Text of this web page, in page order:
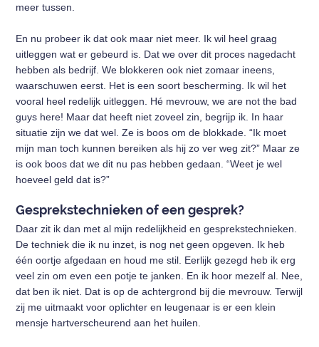
meer tussen.
En nu probeer ik dat ook maar niet meer. Ik wil heel graag
uitleggen wat er gebeurd is. Dat we over dit proces nagedacht
hebben als bedrijf. We blokkeren ook niet zomaar ineens,
waarschuwen eerst. Het is een soort bescherming. Ik wil het
vooral heel redelijk uitleggen. Hé mevrouw, we are not the bad
guys here! Maar dat heeft niet zoveel zin, begrijp ik. In haar
situatie zijn we dat wel. Ze is boos om de blokkade. “Ik moet
mijn man toch kunnen bereiken als hij zo ver weg zit?” Maar ze
is ook boos dat we dit nu pas hebben gedaan. “Weet je wel
hoeveel geld dat is?”
Gesprekstechnieken of een gesprek?
Daar zit ik dan met al mijn redelijkheid en gesprekstechnieken.
De techniek die ik nu inzet, is nog net geen opgeven. Ik heb
één oortje afgedaan en houd me stil. Eerlijk gezegd heb ik erg
veel zin om even een potje te janken. En ik hoor mezelf al. Nee,
dat ben ik niet. Dat is op de achtergrond bij die mevrouw. Terwijl
zij me uitmaakt voor oplichter en leugenaar is er een klein
mensje hartverscheurend aan het huilen.